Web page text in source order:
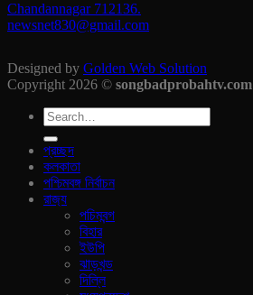
Chandannagar 712136.
newsnet830@gmail.com
Designed by Golden Web Solution
Copyright 2026 © songbadprobahtv.com
প্রচ্ছদ
কলকাতা
পশ্চিমবঙ্গ নির্বাচন
রাজ‍্য
পচিমবন্গ
বিহার
ইউপি
ঝাড়খন্ড
দিল্লি